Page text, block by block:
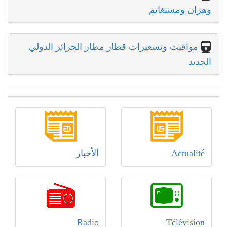
وهران ومستغانم
مواقيت وتسعيرات قطار مطار الجزائر الدولي
الجديد
Actualité الأخبار
Télévision
Radio